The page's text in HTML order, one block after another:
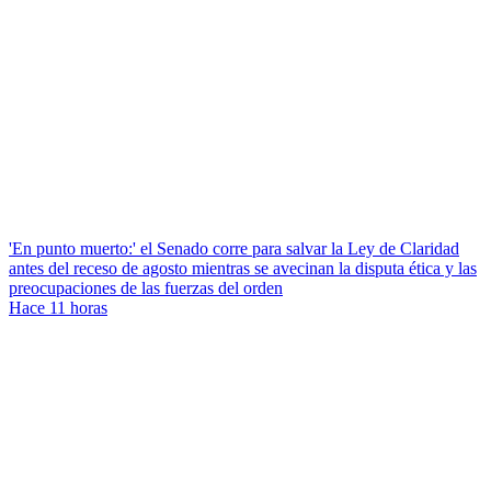
'En punto muerto:' el Senado corre para salvar la Ley de Claridad
antes del receso de agosto mientras se avecinan la disputa ética y las
preocupaciones de las fuerzas del orden
Hace 11 horas